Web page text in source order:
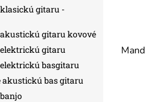
gitaru -
gitaru kovové
gitaru
basgitaru
akustickú bas gitaru